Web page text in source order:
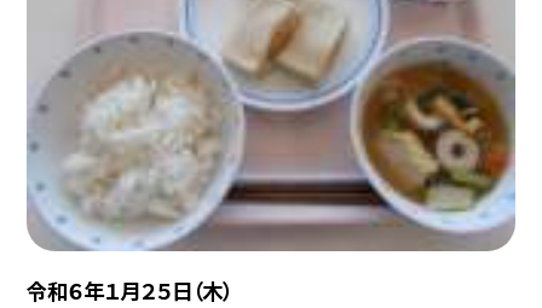
令和６年１月２５日（木）